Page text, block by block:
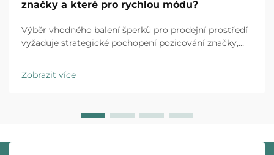
značky a které pro rychlou módu?
Výběr vhodného balení šperků pro prodejní prostředí
vyžaduje strategické pochopení pozicování značky,
značky i obchodní řetězce specializující se na rychlou
módu působí v zásadně odlišných...
Zobrazit více